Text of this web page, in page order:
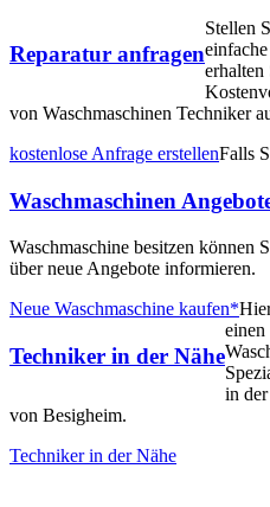
Reparatur anfragen
Stellen
erhalten
von Waschmaschinen Techniker
kostenlose Anfrage erstellen
Waschmaschinen
Falls
Waschmaschine besitzen können
über neue Angebote informieren.
Neue Waschmaschine kaufen*
Techniker in der Nähe
einen
in
von Besigheim.
Techniker in der Nähe